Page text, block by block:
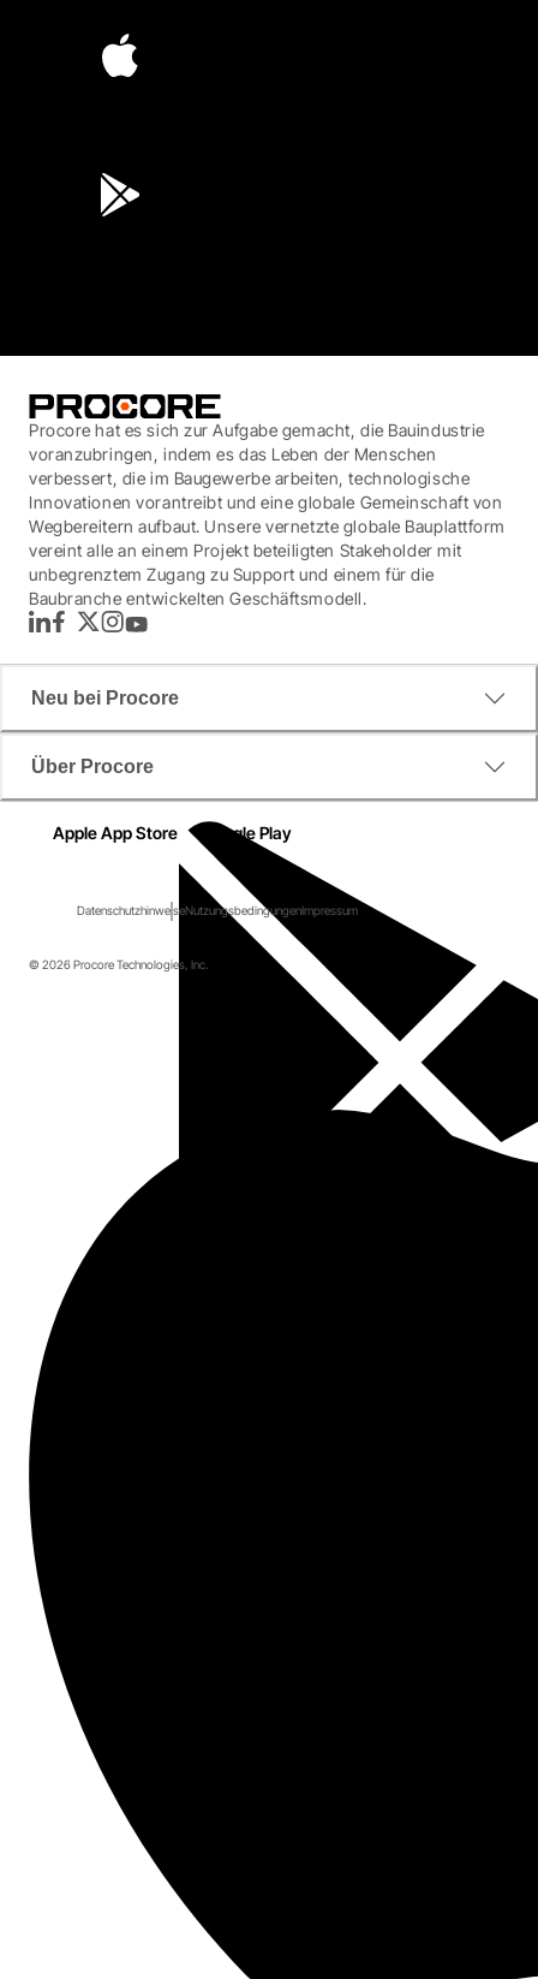
Procore hat es sich zur Aufgabe gemacht, die Bauindustrie
voranzubringen, indem es das Leben der Menschen
verbessert, die im Baugewerbe arbeiten, technologische
Innovationen vorantreibt und eine globale Gemeinschaft von
Wegbereitern aufbaut. Unsere vernetzte globale Bauplattform
vereint alle an einem Projekt beteiligten Stakeholder mit
unbegrenztem Zugang zu Support und einem für die
Baubranche entwickelten Geschäftsmodell.
LinkedInFacebook
TwitterInstagram
YouTube
Neu bei Procore
Über Procore
Apple App Store Google Play
DatenschutzhinweiseNutzungsbedingungenImpressum
© 2026 Procore Technologies, Inc.